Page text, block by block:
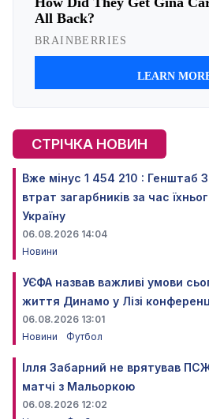
СТРІЧКА НОВИН
Вже мінус 1 454 210 : Генштаб
втрат загарбників за час
Україну
06.08.2026 14:04
Новини
УЄФА назвав важливі умови
життя Динамо у Лізі
06.08.2026 13:01
Новини
Футбол
Ілля Забарний не врятував
матчі з Мальоркою
06.08.2026 12:02